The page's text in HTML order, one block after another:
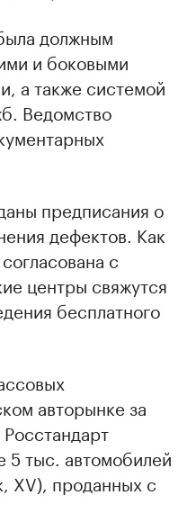
должным
и боковыми
а также системой
Ведомство
предписания о
дефектов. Как
с
центры свяжутся
бесплатного
авторынке за
5 тыс. автомобилей
XV), проданных с